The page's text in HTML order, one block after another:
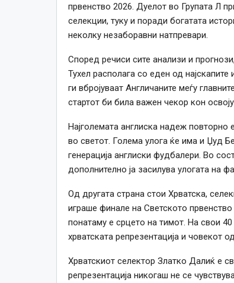
првенство 2026. Дуелот во Групата Л
селекции, туку и поради богатата
неколку незаборавни натпревари.
Според речиси сите анализи и
Тухел располага со еден од
ги вбројуваат Англичаните меѓу
стартот би била важен чекор кон
Најголемата англиска надеж повторно
во светот. Голема улога ќе има и Џуд
генерација англиски фудбалери. Во
дополнително ја засилува улогата на
Од другата страна стои Хрватска,
играше финале на Светското
понатаму е срцето на тимот. На свои
хрватската репрезентација и човекот
Хрватскиот селектор Златко Далиќ е
репрезентација никогаш не се